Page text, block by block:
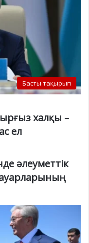
Басты тақырып
халқы –
ел
әлеуметтік